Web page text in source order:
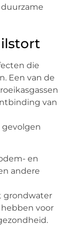
die
Een van de
van
en
andere
grondwater
voor